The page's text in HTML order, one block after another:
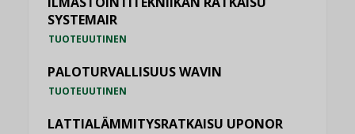
SYSTEMAIR
TUOTEUUTINEN
PALOTURVALLISUUS WAVIN
TUOTEUUTINEN
LATTIALÄMMITYSRATKAISU UPONOR